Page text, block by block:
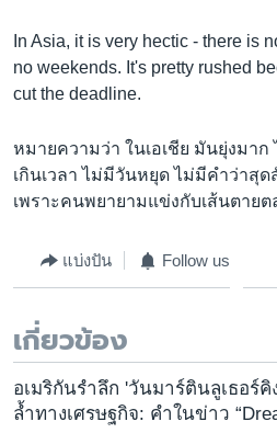
In Asia, it is very hectic - there is
no weekends. It's pretty rushed
cut the deadline.
หมายความว่า ในเอเชีย มันยุ่งมา
เกินเวลา ไม่มีวันหยุด ไม่มีคำว่าสุ
เพราะคนพยายามแข่งกับเส้นตายต
แบ่งปัน Follow us
เกี่ยวข้อง
อเมริกันรำลึก 'วันมาร์ตินลูเธอร์
ล้ำทางเศรษฐกิจ: คำในข่าว